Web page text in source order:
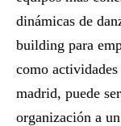
dinámicas de
building para
como
madrid, puede
organización a